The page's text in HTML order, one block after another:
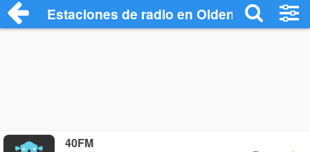
Estaciones de radio en Oldenzaal -
40FM